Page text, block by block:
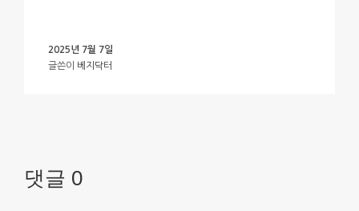
2025년 7월 7일
글쓴이 베지닥터
댓글 0